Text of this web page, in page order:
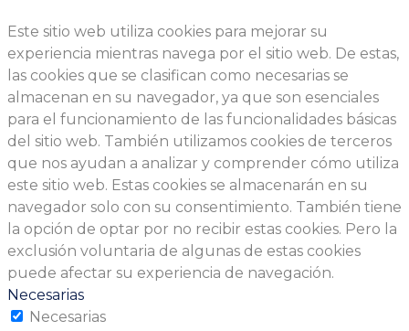
Este sitio web utiliza cookies para mejorar su
experiencia mientras navega por el sitio web. De estas,
las cookies que se clasifican como necesarias se
almacenan en su navegador, ya que son esenciales
para el funcionamiento de las funcionalidades básicas
del sitio web. También utilizamos cookies de terceros
que nos ayudan a analizar y comprender cómo utiliza
este sitio web. Estas cookies se almacenarán en su
navegador solo con su consentimiento. También tiene
la opción de optar por no recibir estas cookies. Pero la
exclusión voluntaria de algunas de estas cookies
puede afectar su experiencia de navegación.
Necesarias
Necesarias